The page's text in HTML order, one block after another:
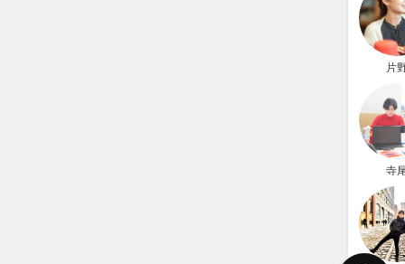
片
寺